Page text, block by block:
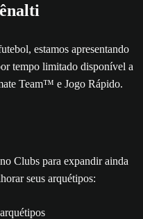
estamos apresentando
tempo limitado disponível a
Team™ e Jogo Rápido.
Clubs para expandir ainda
seus arquétipos: